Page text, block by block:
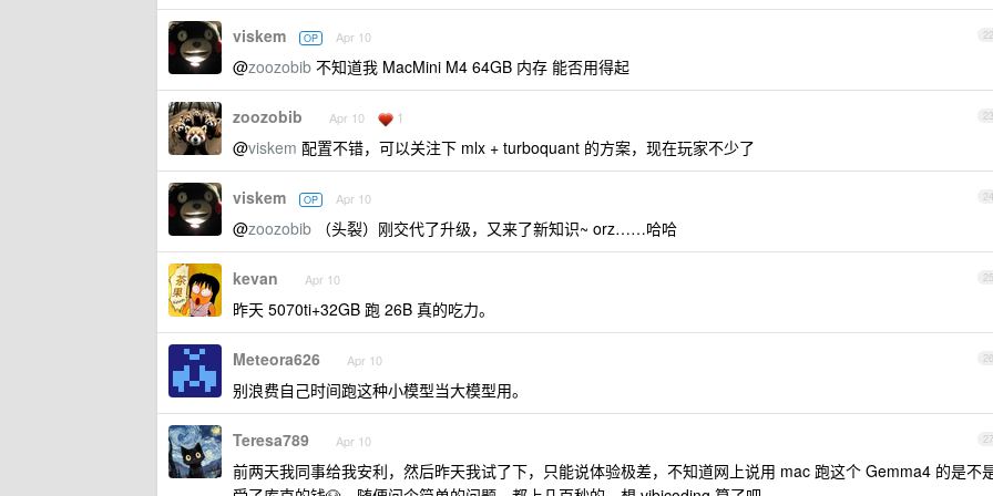
22
viskem OP Apr 10
@zoozobib 不知道我 MacMini M4 64GB 内存 能否用得起
23
zoozobib Apr 10 1
@viskem 配置不错，可以关注下 mlx + turboquant 的方案，现在玩家不少了
24
viskem OP Apr 10
@zoozobib （头裂）刚交代了升级，又来了新知识~ orz……哈哈
25
kevan Apr 10
昨天 5070ti+32GB 跑 26B 真的吃力。
26
Meteora626 Apr 10
别浪费自己时间跑这种小模型当大模型用。
27
Teresa789 Apr 10
前两天我同事给我安利，然后昨天我试了下，只能说体验极差，不知道网上说用 mac 跑这个 Gemma4 的是不